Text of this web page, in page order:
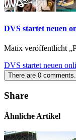
DVS startet neuen
Matix veröffentlicht
DVS startet neuen
There are 0 comments.
Share
Ähnliche Artikel